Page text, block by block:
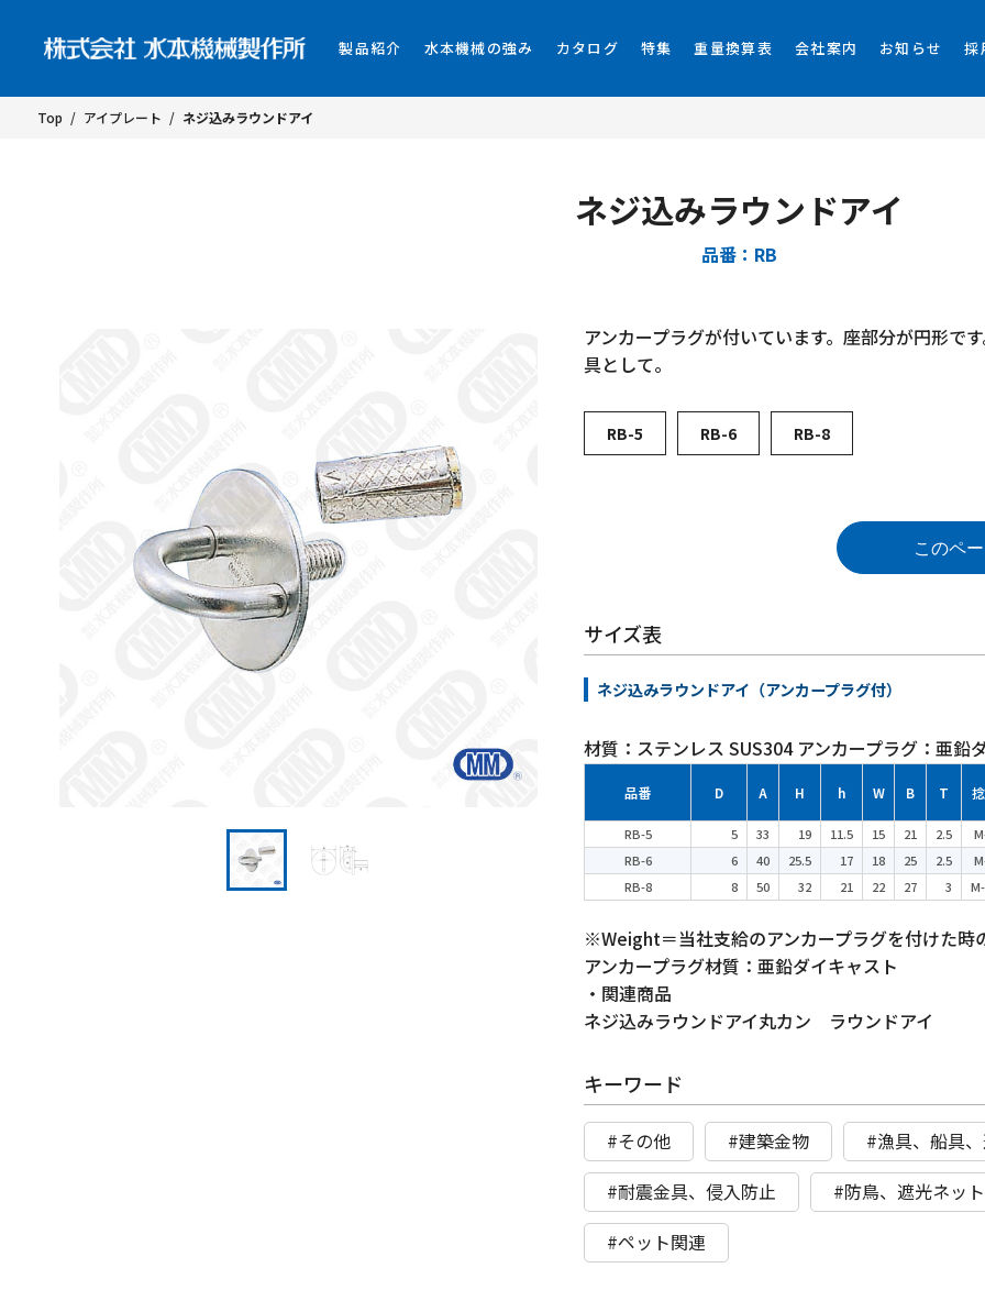
製品紹介 水本機械の強み カタログ 特集 重量換算表 会社案内 お知らせ 採
Top / アイプレート / ネジ込みラウンドアイ
ネジ込みラウンドアイ
品番：RB
アンカープラグが付いています。座部分が円形で
具として。
RB-5 RB-6 RB-8
このペ
サイズ表
ネジ込みラウンドアイ（アンカープラグ付）
材質：ステンレス SUS304 アンカープラグ：亜鉛
品番 D A H h W B T
RB-5 5 33 19 11.5 15 21 2.5
RB-6
6 40 25.5 17 18 25 2.5
RB-8
8 50 32 21 22 27 3
※Weight＝当社支給のアンカープラグを付けた時
アンカープラグ材質：亜鉛ダイキャスト
・関連商品
ネジ込みラウンドアイ丸カン ラウンドアイ
キーワード
#その他 #建築金物
#漁具、船具
#耐震金具、侵入防止
#防鳥、遮光ネット
#ペット関連